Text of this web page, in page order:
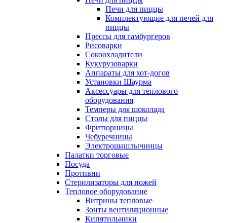
Печи для пиццы
Комплектующие для печей для
пиццы
Прессы для гамбургеров
Рисоварки
Сокоохладители
Кукурузоварки
Аппараты для хот-догов
Установки Шаурма
Аксессуары для теплового
оборудования
Темперы для шоколада
Столы для пиццы
Фритюрницы
Чебуречницы
Электрошашлычницы
Палатки торговые
Посуда
Противни
Стерилизаторы для ножей
Тепловое оборудование
Витрины тепловые
Зонты вентиляционные
Кипятильники